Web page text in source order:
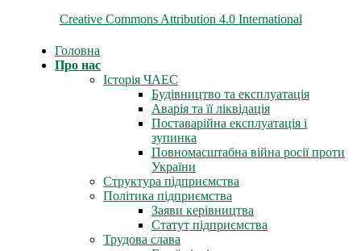
Creative Commons Attribution 4.0 International
Головна
Про нас
Історія ЧАЕС
Будівництво та експлуатація
Аварія та її ліквідація
Поставарійна експлуатація і
зупинка
Повномасштабна війна росії проти
України
Структура підприємства
Політика підприємства
Заяви керівництва
Статут підприємства
Трудова слава